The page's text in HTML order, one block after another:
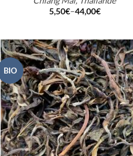
5,50€–44,00€
BIO